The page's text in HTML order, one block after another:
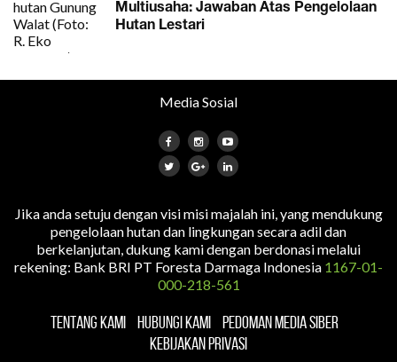
Multiusaha: Jawaban Atas Pengelolaan
Hutan Lestari
Media Sosial
Jika anda setuju dengan visi misi majalah ini, yang mendukung
pengelolaan hutan dan lingkungan secara adil dan
berkelanjutan, dukung kami dengan berdonasi melalui
rekening: Bank BRI PT Foresta Darmaga Indonesia 1167-01-
000-218-561
TENTANG KAMI HUBUNGI KAMI
PEDOMAN MEDIA SIBER
KEBIJAKAN PRIVASI